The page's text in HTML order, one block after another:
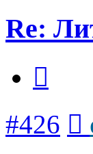
Re:
#426